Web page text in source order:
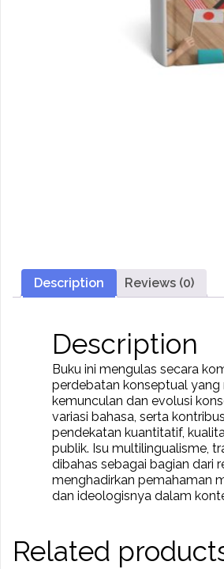
Description Reviews (0)
Description
Buku ini mengulas secara
perdebatan konseptual yang
kemunculan dan evolusi
variasi bahasa, serta
pendekatan kuantitatif,
publik. Isu multilingualisme,
dibahas sebagai bagian dari
menghadirkan pemahaman
dan ideologisnya dalam
Related